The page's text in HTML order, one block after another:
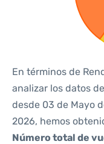
En términos de
analizar los datos
desde 03 de Mayo
2026, hemos
Número total de